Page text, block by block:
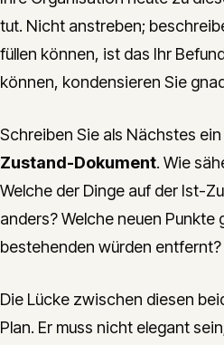
tut. Nicht anstreben;
füllen können, ist das Ihr
können, kondensieren Sie
Schreiben Sie als Nächstes ein
Zustand-Dokument. Wie
Welche der Dinge auf der Ist-
anders? Welche neuen Punkte
bestehenden würden entfernt?
Die Lücke zwischen diesen
Plan. Er muss nicht elegant